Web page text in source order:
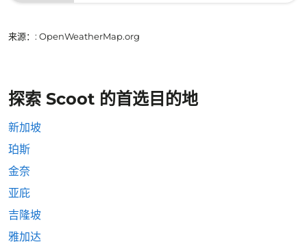
来源： : OpenWeatherMap.org
探索 Scoot 的首选目的地
新加坡
珀斯
金奈
亚庇
吉隆坡
雅加达